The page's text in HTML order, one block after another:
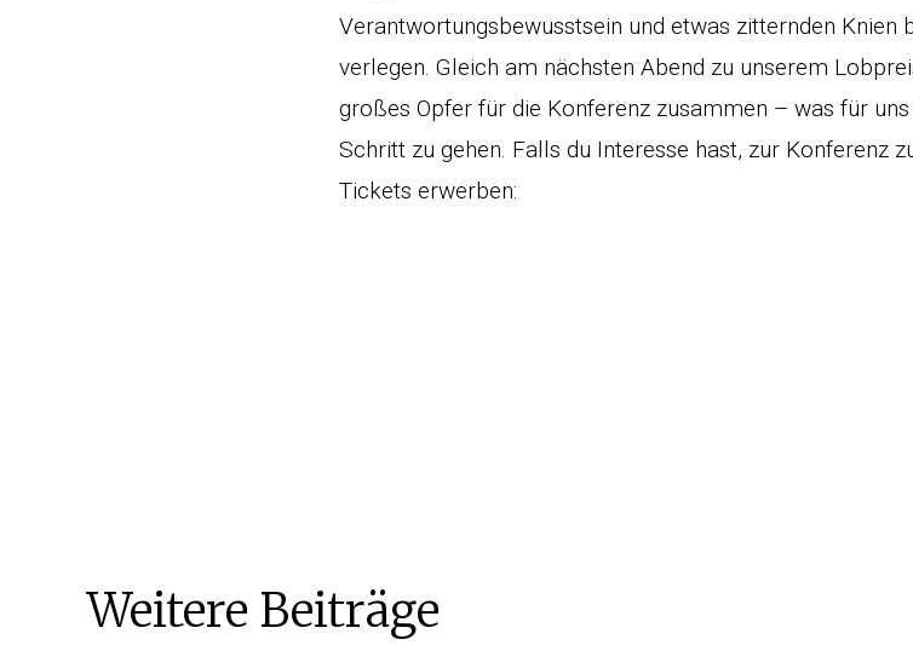
Verantwortungsbewusstsein und etwas zitternden Knien
verlegen. Gleich am nächsten Abend zu unserem
großes Opfer für die Konferenz zusammen – was für
Schritt zu gehen. Falls du Interesse hast, zur Konferenz
Tickets erwerben:
Weitere Beiträge